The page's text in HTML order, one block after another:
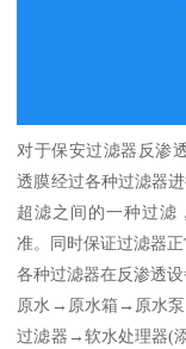
对于保安过滤器反渗
透膜经过各种过滤器
超滤之间的一种过滤
准。同时保证过滤器
各种过滤器在反渗透
原水→原水箱→原水
过滤器→软水处理器(